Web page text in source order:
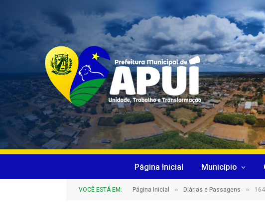
Página Inicial Município
VOCÊ ESTÁ EM: Página Inicial » Diárias e Passagens » 164